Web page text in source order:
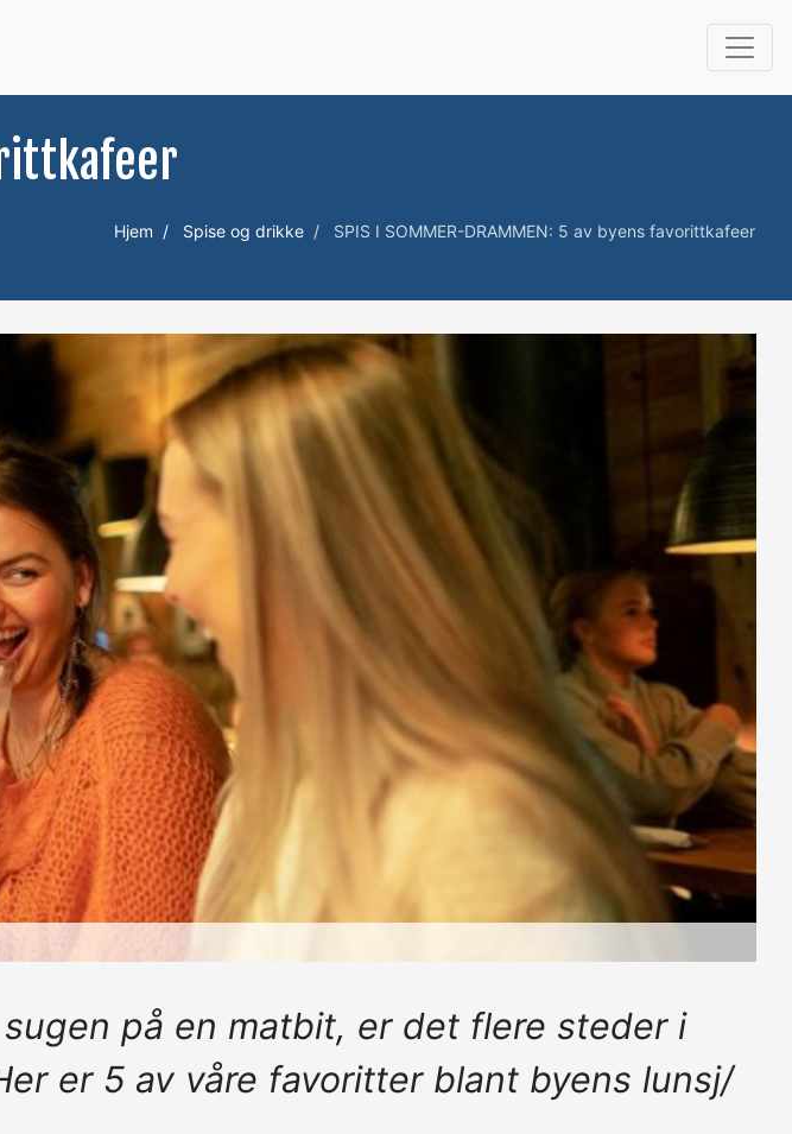
Hjem Spise og drikke SPIS I SOMMER-DRAMMEN: 5 av byens favorittkafeer
på en matbit, er det flere steder i
er 5 av våre favoritter blant byens lunsj/